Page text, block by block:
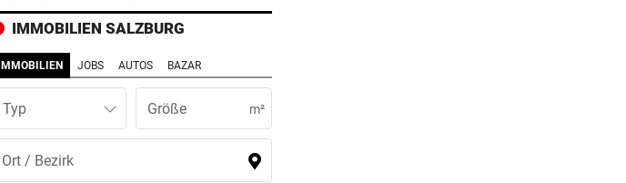
„Die Favoritenrolle nehmen wir
nicht an!“
NACH REGENPAUSE vor 4 Stunden
Wer auf die Fortsetzung der
Salzburg-Partie pochte
vor 5 Stunden
IMMOBILIEN SALZBURG
IMMOBILIEN JOBS AUTOS BAZAR
Typ m²